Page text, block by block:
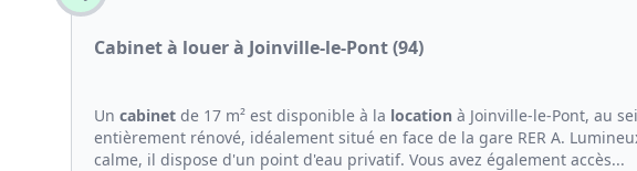
Cabinet à louer à Joinville-le-Pont (94)
Un cabinet de 17 m² est disponible à la location à Joinville-le-Pont, au
entièrement rénové, idéalement situé en face de la gare RER A.
calme, il dispose d'un point d'eau privatif. Vous avez également accès...